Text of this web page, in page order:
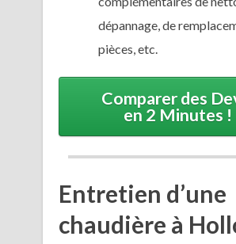
dépannage, de
pièces, etc.
Comparer des
en 2 Minutes !
Entretien d’une
chaudière à